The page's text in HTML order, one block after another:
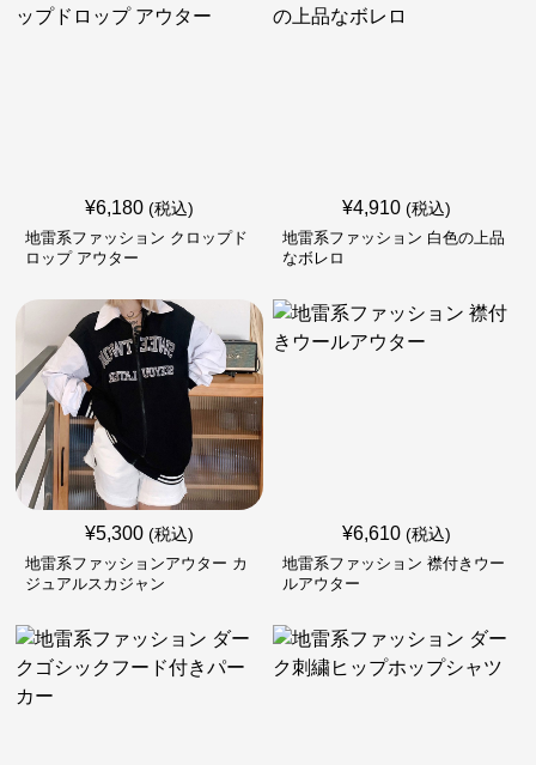
¥6,180 (税込)
地雷系ファッション クロップド
ロップ アウター
¥4,910 (税込)
地雷系ファッション 白色の上品
なボレロ
¥5,300 (税込)
地雷系ファッションアウター カ
ジュアルスカジャン
¥6,610 (税込)
地雷系ファッション 襟付きウー
ルアウター